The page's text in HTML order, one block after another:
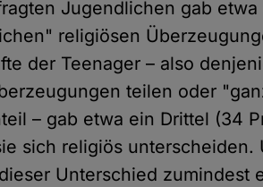
Jugendlichen gab
religiösen
der Teenager – also
teilen oder
– gab etwa ein Drittel (34
sich religiös unterscheiden.
Unterschied zumindest